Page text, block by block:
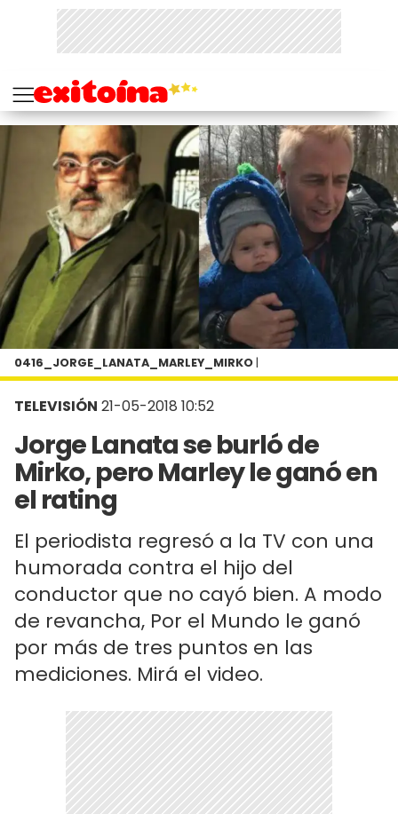
TELEVISIÓN 21-05-2018 10:52
Jorge Lanata se burló de
Mirko, pero Marley le ganó en
el rating
El periodista regresó a la TV con una
humorada contra el hijo del
conductor que no cayó bien. A modo
de revancha, Por el Mundo le ganó
por más de tres puntos en las
mediciones. Mirá el video.
0416_JORGE_LANATA_MARLEY_MIRKO |